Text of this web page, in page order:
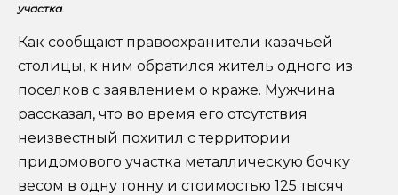
участка.
Как сообщают правоохранители казачьей
столицы, к ним обратился житель одного из
поселков с заявлением о краже. Мужчина
рассказал, что во время его отсутствия
неизвестный похитил с территории
придомового участка металлическую бочку
весом в одну тонну и стоимостью 125 тысяч